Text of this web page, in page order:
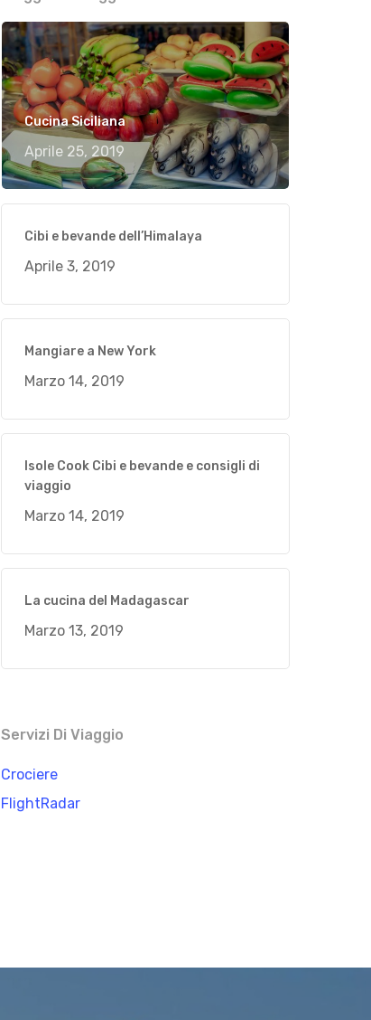
Cucina Siciliana
Aprile 25, 2019
Cibi e bevande dell’Himalaya
Aprile 3, 2019
Mangiare a New York
Marzo 14, 2019
Isole Cook Cibi e bevande e consigli di
viaggio
Marzo 14, 2019
La cucina del Madagascar
Marzo 13, 2019
Servizi Di Viaggio
Crociere
FlightRadar